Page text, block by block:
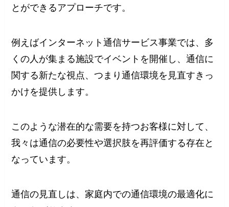
とができるアプローチです。
例えばインターネット通信サービス事業では、多
くの人が集まる施設でイベントを開催し、通信に
関する新たな視点、つまり通信環境を見直すきっ
かけを提供します。
このような潜在的な需要を持つお客様に対して、
我々は通信の必要性や選択肢を再評価する存在と
なっています。
通信の見直しは、家庭内での通信環境の最適化に